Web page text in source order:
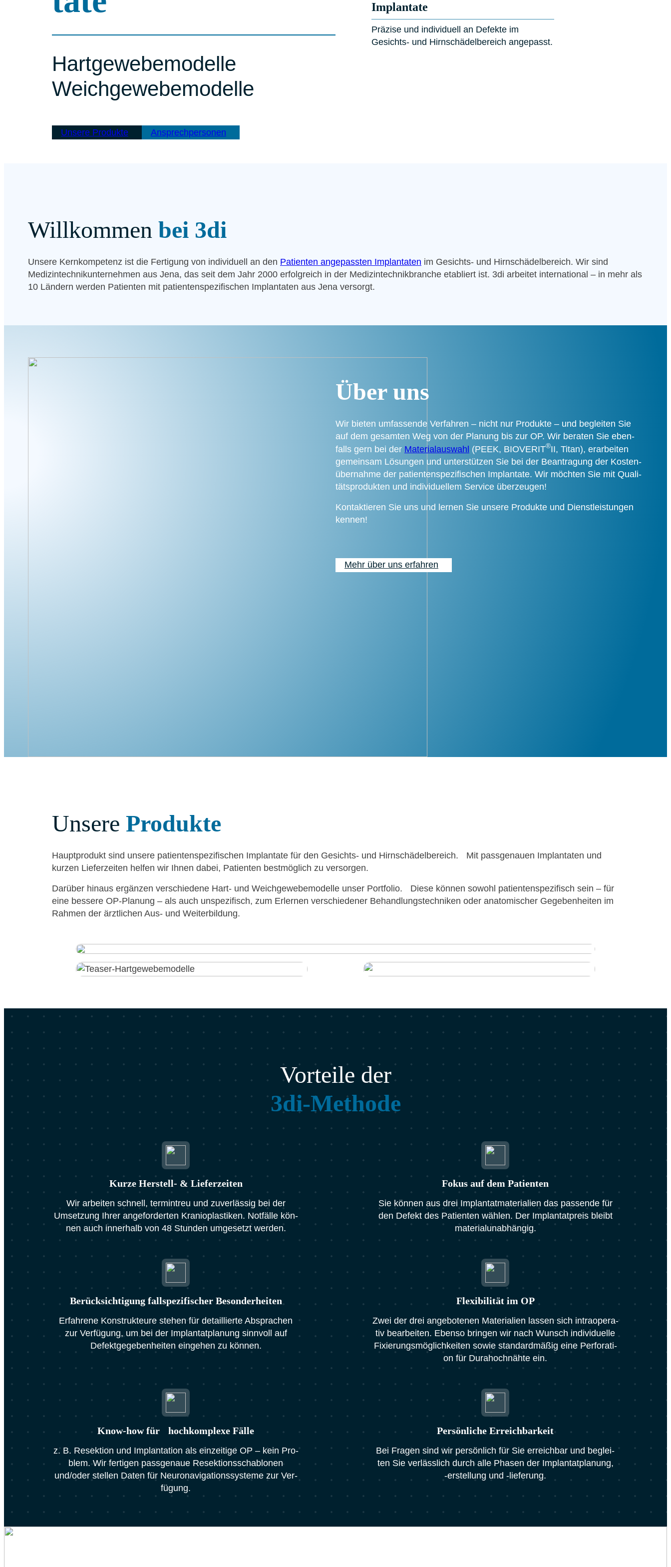
Implan­ta­te
Prä­zi­se und indi­vi­du­ell an Defek­te im
Gesichts- und Hirn­schädel­bereich ange­passt.
Hart­gewebe­modelle
Weich­gewebe­modelle
Unse­re Pro­duk­te Ansprech­per­so­nen
Will­kom­men bei 3di
Unse­re Kern­kom­pe­tenz ist die Fer­ti­gung von indi­vi­du­ell an den Pati­en­ten ange­pass­ten Implan­ta­ten im Gesichts- und Hirn­schädel­bereich. Wir sind
Medizin­technik­unter­nehmen aus Jena, das seit dem Jahr 2000 erfolg­reich in der Medi­zin­technik­bran­che eta­bliert ist. 3di arbei­tet inter­na­tio­nal – in mehr als
10 Län­dern wer­den Pati­en­ten mit pati­en­ten­spe­zi­fi­schen Implan­ta­ten aus Jena ver­sorgt.
Über uns
Wir bie­ten umfas­sen­de Ver­fah­ren – nicht nur Pro­duk­te – und beglei­ten Sie
auf dem gesam­ten Weg von der Pla­nung bis zur OP. Wir bera­ten Sie eben­
falls gern bei der Material­auswahl (PEEK, BIOVERIT®II, Titan), erar­bei­ten
gemein­sam Lösun­gen und unter­stüt­zen Sie bei der Bean­tra­gung der Kosten­
übernahme der pati­en­ten­spe­zi­fi­schen Implan­ta­te. Wir möch­ten Sie mit Qua­li­
täts­pro­duk­ten und indi­vi­du­el­lem Ser­vice über­zeu­gen!
Kon­tak­tie­ren Sie uns und ler­nen Sie unse­re Pro­duk­te und Dienst­leis­tun­gen
ken­nen!
Mehr über uns erfah­ren
Unse­re Pro­duk­te
Haupt­pro­dukt sind unse­re pati­en­ten­spe­zi­fi­schen Implan­ta­te für den Gesichts- und Hirn­schä­del­be­reich. Mit pass­ge­nau­en Implan­ta­ten und
kur­zen Lie­fer­zei­ten hel­fen wir Ihnen dabei, Pati­en­ten best­mög­lich zu ver­sor­gen.
Dar­über hin­aus ergän­zen ver­schie­de­ne Hart- und Weich­ge­we­be­mo­del­le unser Port­fo­lio. Die­se kön­nen sowohl pati­en­ten­spe­zi­fisch sein – für
eine bes­se­re OP-Pla­nung – als auch unspe­zi­fisch, zum Erler­nen ver­schie­de­ner Behand­lungs­tech­ni­ken oder ana­to­mi­scher Gege­ben­hei­ten im
Rah­men der ärzt­li­chen Aus- und Wei­ter­bil­dung.
Vor­tei­le der
3di-Metho­de
Kur­ze Her­stell- & Lie­fer­zei­ten
Wir arbei­ten schnell, ter­min­treu und zuver­läs­sig bei der
Umset­zung Ihrer ange­for­der­ten Kra­nio­plas­ti­ken. Not­fäl­le kön­
nen auch inner­halb von 48 Stun­den umge­setzt wer­den.
Fokus auf dem Pati­en­ten
Sie kön­nen aus drei Implan­tat­ma­te­ria­li­en das pas­sen­de für
den Defekt des Pati­en­ten wäh­len. Der Implan­tat­preis bleibt
mate­ri­al­un­ab­hän­gig.
Berück­sich­ti­gung fall­spe­zi­fi­scher Beson­der­hei­ten
Erfah­re­ne Kon­struk­teu­re ste­hen für detail­lier­te Abspra­chen
zur Ver­fü­gung, um bei der Implan­tat­pla­nung sinn­voll auf
Defekt­ge­ge­ben­hei­ten ein­ge­hen zu kön­nen.
Fle­xi­bi­li­tät im OP
Zwei der drei ange­bo­te­nen Mate­ria­li­en las­sen sich intra­ope­ra­
tiv bear­bei­ten. Eben­so brin­gen wir nach Wunsch indi­vi­du­el­le
Fixie­rungs­mög­lich­kei­ten sowie stan­dard­mä­ßig eine Per­fo­ra­ti­
on für Dura­hoch­n­äh­te ein.
Know-how für hoch­kom­ple­xe Fäl­le
z. B. Resek­ti­on und Implan­ta­ti­on als ein­zei­ti­ge OP – kein Pro­
blem. Wir fer­ti­gen pass­ge­naue Resek­ti­ons­scha­blo­nen
und/oder stel­len Daten für Neu­ro­na­vi­ga­ti­ons­sys­te­me zur Ver­
fü­gung.
Per­sön­li­che Erreich­bar­keit
Bei Fra­gen sind wir per­sön­lich für Sie erreich­bar und beglei­
ten Sie ver­läss­lich durch alle Pha­sen der Implan­tat­pla­nung,
-erstel­lung und ‑lie­fe­rung.